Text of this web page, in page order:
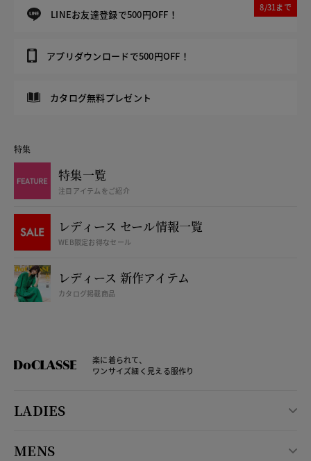
LINEお友達登録で500円OFF！
8/31まで
アプリダウンロードで500円OFF！
カタログ無料プレゼント
特集
特集一覧
注目アイテムをご紹介
レディース セール情報一覧
WEB限定お得なセール
レディース 新作アイテム
カタログ掲載商品
楽に着られて、
ワンサイズ細く見える服作り
LADIES
MENS